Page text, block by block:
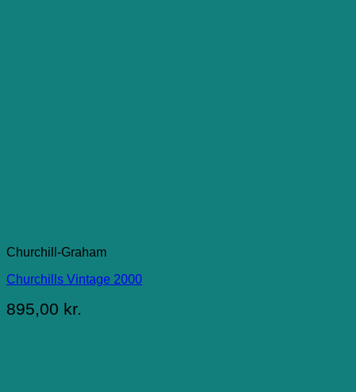
Churchill-Graham
Churchills Vintage 2000
895,00 kr.